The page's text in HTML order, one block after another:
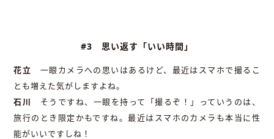
#3 思い返す「いい時間」
花立
一眼カメラへの思いはあるけど、最近はスマホで撮るこ
とも増えた気がしますよね。
石川
そうですね、一眼を持って「撮るぞ！」っていうのは、
旅行のとき限定かもですね。最近はスマホのカメラも本当に性
能がいいですしね！